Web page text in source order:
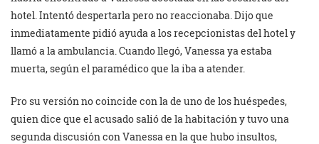
hotel. Intentó despertarla pero no reaccionaba. Dijo que
inmediatamente pidió ayuda a los recepcionistas del hotel y
llamó a la ambulancia. Cuando llegó, Vanessa ya estaba
muerta, según el paramédico que la iba a atender.
Pro su versión no coincide con la de uno de los huéspedes,
quien dice que el acusado salió de la habitación y tuvo una
segunda discusión con Vanessa en la que hubo insultos,